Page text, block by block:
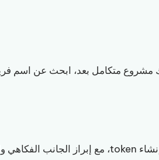
مشروع متكامل بعد، ابحث عن اسم